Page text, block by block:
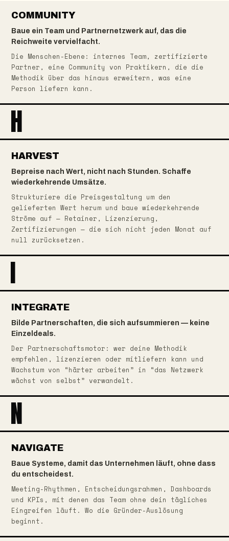
COMMUNITY
Baue ein Team und Partnernetzwerk auf, das die
Reichweite vervielfacht.
Die Menschen-Ebene: internes Team, zertifizierte
Partner, eine Community von Praktikern, die die
Methodik über das hinaus erweitern, was eine
Person liefern kann.
H
HARVEST
Bepreise nach Wert, nicht nach Stunden. Schaffe
wiederkehrende Umsätze.
Strukturiere die Preisgestaltung um den
gelieferten Wert herum und baue wiederkehrende
Ströme auf — Retainer, Lizenzierung,
Zertifizierungen — die sich nicht jeden Monat auf
null zurücksetzen.
I
INTEGRATE
Bilde Partnerschaften, die sich aufsummieren — keine
Einzeldeals.
Der Partnerschaftsmotor: wer deine Methodik
empfehlen, lizenzieren oder mitliefern kann und
Wachstum von “härter arbeiten” in “das Netzwerk
wächst von selbst” verwandelt.
N
NAVIGATE
Baue Systeme, damit das Unternehmen läuft, ohne dass
du entscheidest.
Meeting-Rhythmen, Entscheidungsrahmen, Dashboards
und KPIs, mit denen das Team ohne dein tägliches
Eingreifen läuft. Wo die Gründer-Auslösung
beginnt.